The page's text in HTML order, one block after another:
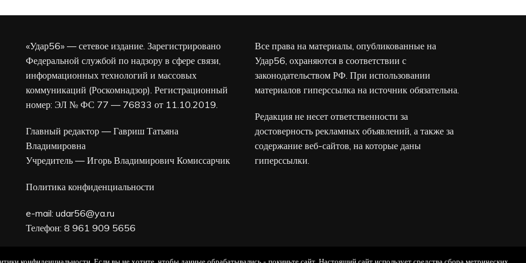
«Удар56» — сетевое издание. Зарегистрировано
Федеральной службой по надзору в сфере связи,
информационных технологий и массовых
коммуникаций (Роскомнадзор). Регистрационный
номер: ЭЛ № ФС 77 — 76833 от 11.10.2019.
Главный редактор — Гавриш Татьяна
Владимировна
Учредитель — Игорь Владимирович Комиссарчик
Политика конфиденциальности
e-mail: udar56@ya.ru
Телефон: 8 961 909 5656
Все права на материалы, опубликованные на
Удар56, охраняются в соответствии с
законодательством РФ. При использовании
материалов гиперссылка на источник обязательна.
Редакция не несет ответственности за
достоверность рекламных объявлений, а также за
содержание веб-сайтов, на которые даны
гиперссылки.